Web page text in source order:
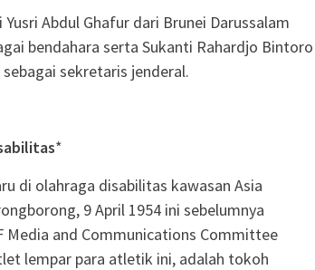
Abdul Ghafur dari Brunei Darussalam
bendahara serta Sukanti Rahardjo Bintoro
sekretaris jenderal.
*
di olahraga disabilitas kawasan Asia
9 April 1954 ini sebelumnya
Media and Communications Committee
lempar para atletik ini, adalah tokoh